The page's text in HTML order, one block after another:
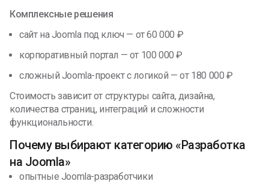
Комплексные решения
сайт на Joomla под ключ — от 60 000 ₽
корпоративный портал — от 100 000 ₽
сложный Joomla-проект с логикой — от 180 000 ₽
Стоимость зависит от структуры сайта, дизайна,
количества страниц, интеграций и сложности
функциональности.
Почему выбирают категорию «Разработка
на Joomla»
опытные Joomla-разработчики